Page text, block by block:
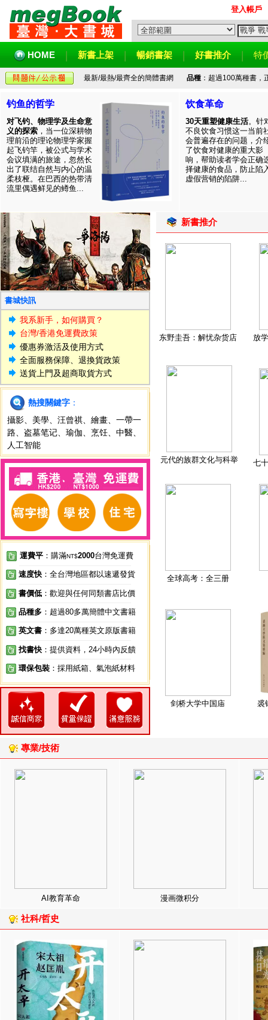
登入帳戶
HOME 新書上架 暢銷書架 好書推介 特
最新/最熱/最齊全的簡體書網 品種：超過100萬種書，
钓鱼的哲学
对飞钓、物理学及生命意
义的探索 ，当一位深耕物
理前沿的理论物理学家握
起飞钓竿，被公式与学术
会议填满的旅途，忽然长
出了联结自然与内心的温
柔枝桠。在巴西的热带清
流里偶遇鲜见的鳟鱼...
饮食革命
30天重塑健康生活。针
不良饮食习惯这一当前
会普遍存在的问题，介
了饮食对健康的重大影
响，帮助读者学会正确
择健康的食品，防止陷
虚假营销的陷阱...
書城快訊
我系新手，如何購買？
台灣/香港免運費政策
優惠券激活及使用方式
全面服務保障、退換貨政策
送貨上門及超商取貨方式
熱搜關鍵字 ：
攝影
美學 汪曾祺 繪畫
一帶一
路
盗墓笔记 瑜伽 烹饪 中醫
人工智能
運費平 ：購滿NT$2000台灣免運費
速度快 ：全台灣地區都以速遞發貨
書價低 ：歡迎與任何同類書店比價
品種多 ：超過80多萬簡體中文書籍
英文書 ：多達20萬種英文原版書籍
找書快 ：提供資料，24小時內反饋
環保包裝 ：採用紙箱、氣泡紙材料
新書推介
东野圭吾：解忧杂货店 放
元代的族群文化与科举 七
全球高考：全三册
剑桥大学中国庙 裘
專業/技術
AI教育革命 漫画微积分
社科/哲史